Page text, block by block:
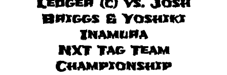
Briggs & Yoshiki
Inamura
NXT Tag Team
Championship